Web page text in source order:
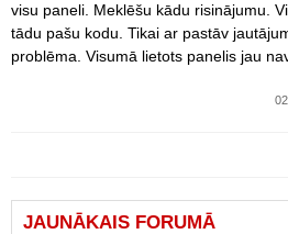
visu paneli. Meklēšu kādu risinājumu.
tādu pašu kodu. Tikai ar pastāv
problēma. Visumā lietots panelis jau
JAUNĀKAIS FORUMĀ